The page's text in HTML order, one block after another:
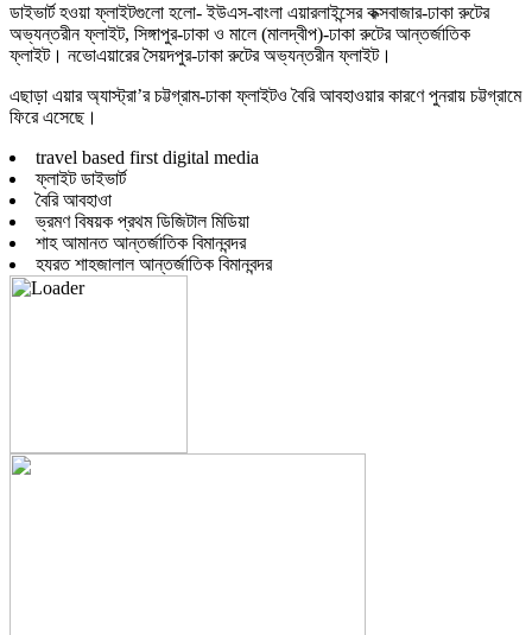
ডাইভার্ট হওয়া ফ্লাইটগুলো হলো- ইউএস-বাংলা এয়ারলাইন্সের কক্সবাজার-ঢাকা রুটের
অভ্যন্তরীন ফ্লাইট, সিঙ্গাপুর-ঢাকা ও মালে (মালদ্বীপ)-ঢাকা রুটের আন্তর্জাতিক
ফ্লাইট। নভোএয়ারের সৈয়দপুর-ঢাকা রুটের অভ্যন্তরীন ফ্লাইট।
এছাড়া এয়ার অ্যাস্ট্রা’র চট্টগ্রাম-ঢাকা ফ্লাইটও বৈরি আবহাওয়ার কারণে পুনরায় চট্টগ্রামে
ফিরে এসেছে।
travel based first digital media
ফ্লাইট ডাইভার্ট
বৈরি আবহাওা
ভ্রমণ বিষয়ক প্রথম ডিজিটাল মিডিয়া
শাহ আমানত আন্তর্জাতিক বিমানবন্দর
হযরত শাহজালাল আন্তর্জাতিক বিমানবন্দর